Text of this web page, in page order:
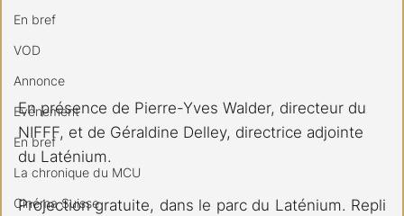
En bref
VOD
Annonce
Evénement
En bref
La chronique du MCU
Cinéma Suisse
En présence de Pierre-Yves Walder, directeur du
NIFFF, et de Géraldine Delley, directrice adjointe
du Laténium.
Projection gratuite, dans le parc du Laténium. Repli